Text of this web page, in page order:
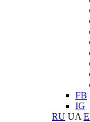
FB
IG
RU UA